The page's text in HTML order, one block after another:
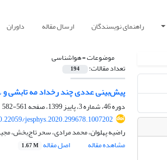
راهنمای نویسندگان ارسال مقاله داوران
موضوعات =هواشناسی
تعداد مقالات: 194
پیش‌بینی عددی چند رخداد مه تابشی و CBL با استفاده از مدل WRF روی برخی مناطق ایران: مطالعه موردی، 27 تا 31 دسامبر سال 2015
دوره 46، شماره 3، پاییز 1399، صفحه
561-582
jesphys.2020.299678.1007202
راضیه پهلوان، محمد مرادی، سحر تاج‌بخش،
مشاهده مقاله
اصل مقاله 1.67 M